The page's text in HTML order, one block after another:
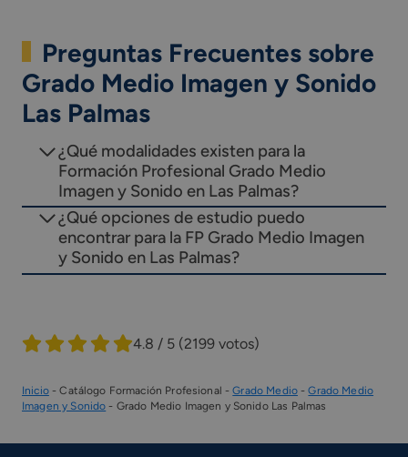
Preguntas Frecuentes sobre
Grado Medio Imagen y Sonido
Las Palmas
¿Qué modalidades existen para la
Formación Profesional Grado Medio
Imagen y Sonido en Las Palmas?
¿Qué opciones de estudio puedo
encontrar para la FP Grado Medio Imagen
y Sonido en Las Palmas?
4.8 / 5 (2199 votos)
Inicio-Catálogo Formación Profesional -Grado Medio-Grado Medio
Imagen y Sonido - Grado Medio Imagen y Sonido Las Palmas